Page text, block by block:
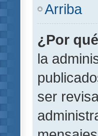
Arriba
¿Por
la
ser